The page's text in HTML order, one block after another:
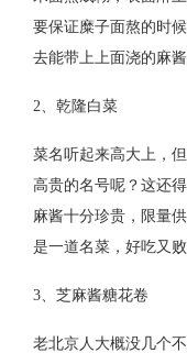
要保证糜子面熬的时
去能带上上面浇的麻酱
2、乾隆白菜
菜名听起来高大上，
高贵的名号呢？这还
麻酱十分珍贵，限量
是一道名菜，好吃又败
3、芝麻酱糖花卷
老北京人大概没几个